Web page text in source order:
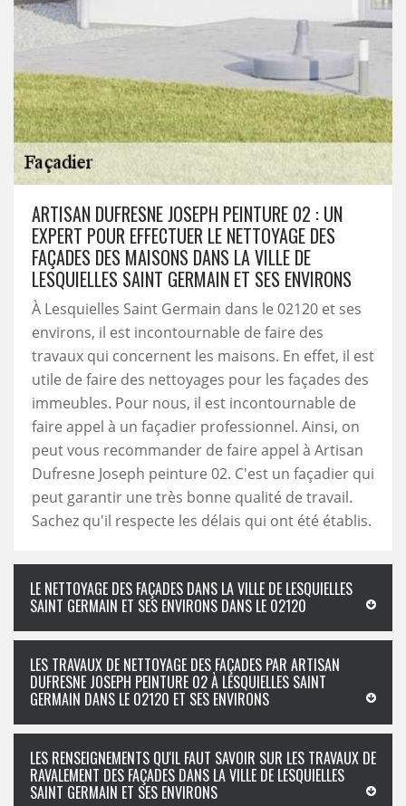
ARTISAN DUFRESNE JOSEPH PEINTURE 02 : UN
EXPERT POUR EFFECTUER LE NETTOYAGE DES
FAÇADES DES MAISONS DANS LA VILLE DE
LESQUIELLES SAINT GERMAIN ET SES ENVIRONS
À Lesquielles Saint Germain dans le 02120 et ses
environs, il est incontournable de faire des
travaux qui concernent les maisons. En effet, il est
utile de faire des nettoyages pour les façades des
immeubles. Pour nous, il est incontournable de
faire appel à un façadier professionnel. Ainsi, on
peut vous recommander de faire appel à Artisan
Dufresne Joseph peinture 02. C'est un façadier qui
peut garantir une très bonne qualité de travail.
Sachez qu'il respecte les délais qui ont été établis.
LE NETTOYAGE DES FAÇADES DANS LA VILLE DE LESQUIELLES
SAINT GERMAIN ET SES ENVIRONS DANS LE 02120
LES TRAVAUX DE NETTOYAGE DES FAÇADES PAR ARTISAN
DUFRESNE JOSEPH PEINTURE 02 À LESQUIELLES SAINT
GERMAIN DANS LE 02120 ET SES ENVIRONS
LES RENSEIGNEMENTS QU'IL FAUT SAVOIR SUR LES TRAVAUX DE
RAVALEMENT DES FAÇADES DANS LA VILLE DE LESQUIELLES
SAINT GERMAIN ET SES ENVIRONS